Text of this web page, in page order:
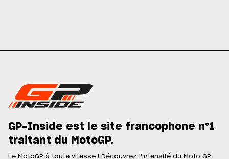
GP-Inside est le site francophone n°1
traitant du MotoGP.
Le MotoGP à toute vitesse ! Découvrez l'intensité du Moto GP